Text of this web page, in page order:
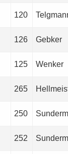
120
126 Gebker
125 Wenker
265
250
252